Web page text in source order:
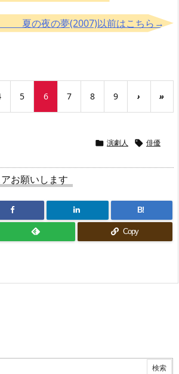
夏の夜の夢(2007)以前はこちら→
5 6 7 8 9 › »
 演劇人  俳優
お願いします
B!
Copy